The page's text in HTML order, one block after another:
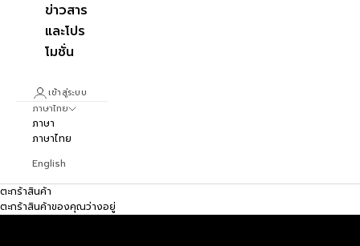
ข่าวสาร
และโปร
โมชั่น
เข้าสู่ระบบ
ภาษาไทย
ภาษา
ภาษาไทย
English
ตะกร้าสินค้า
ตะกร้าสินค้าของคุณว่างอยู่